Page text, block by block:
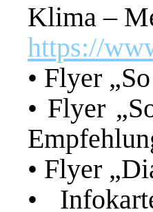
Klima –
https://
• Flyer
• Flyer
• Flyer
•